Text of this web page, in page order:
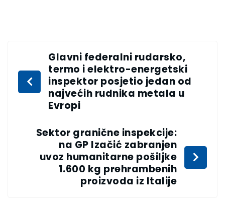
Glavni federalni rudarsko,
termo i elektro-energetski
inspektor posjetio jedan od
najvećih rudnika metala u
Evropi
Sektor granične inspekcije:
na GP Izačić zabranjen
uvoz humanitarne pošiljke
1.600 kg prehrambenih
proizvoda iz Italije